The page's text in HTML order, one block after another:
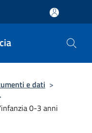
e dati >
0-3 anni